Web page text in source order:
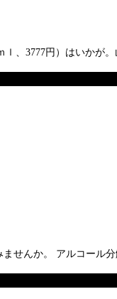
、3777円）はいかが。
せんか。 アルコール